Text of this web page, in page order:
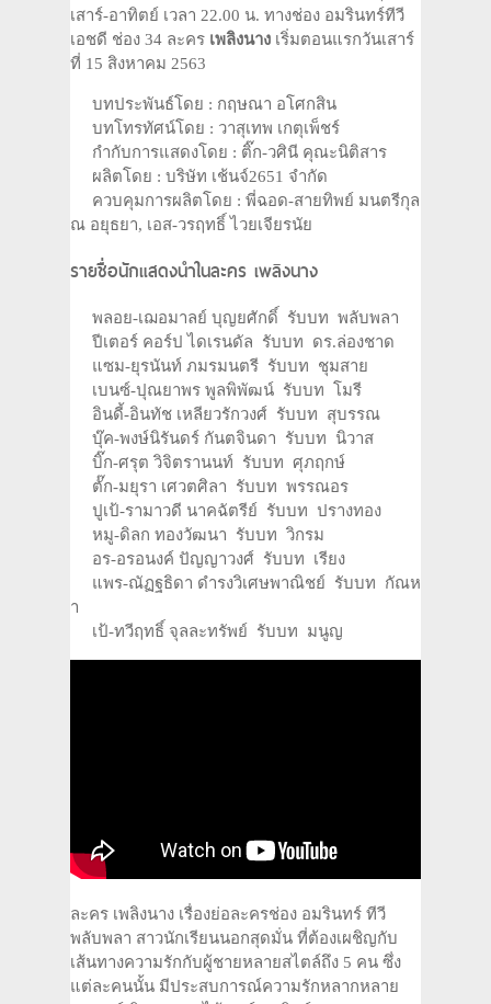
เสาร์-อาทิตย์ เวลา 22.00 น. ทางช่อง อมรินทร์ทีวี
เอชดี ช่อง 34 ละคร เพลิงนาง เริ่มตอนแรกวันเสาร์
ที่ 15 สิงหาคม 2563
บทประพันธ์โดย : กฤษณา อโศกสิน
บทโทรทัศน์โดย : วาสุเทพ เกตุเพ็ชร์
กำกับการแสดงโดย : ติ๊ก-วศินี คุณะนิติสาร
ผลิตโดย : บริษัท เช้นจ์2651 จำกัด
ควบคุมการผลิตโดย : พี่ฉอด-สายทิพย์ มนตรีกุล
ณ อยุธยา, เอส-วรฤทธิ์ ไวยเจียรนัย
รายชื่อนักแสดงนำในละคร เพลิงนาง
พลอย-เฌอมาลย์ บุญยศักดิ์ รับบท พลับพลา
ปีเตอร์ คอร์ป ไดเรนดัล รับบท ดร.ล่องชาด
แซม-ยุรนันท์ ภมรมนตรี รับบท ชุมสาย
เบนซ์-ปุณยาพร พูลพิพัฒน์ รับบท โมรี
อินดี้-อินทัช เหลียวรักวงศ์ รับบท สุบรรณ
บุ๊ค-พงษ์นิรันดร์ กันตจินดา รับบท นิวาส
บิ๊ก-ศรุต วิจิตรานนท์ รับบท ศุภฤกษ์
ตั๊ก-มยุรา เศวตศิลา รับบท พรรณอร
ปูเป้-รามาวดี นาคฉัตรีย์ รับบท ปรางทอง
หมู-ดิลก ทองวัฒนา รับบท วิกรม
อร-อรอนงค์ ปัญญาวงศ์ รับบท เรียง
แพร-ณัฏฐธิดา ดำรงวิเศษพาณิชย์ รับบท กัณห
า
เป้-ทวีฤทธิ์ จุลละทรัพย์ รับบท มนูญ
ละคร เพลิงนาง เรื่องย่อละครช่อง อมรินทร์ ทีวี
พลับพลา สาวนักเรียนนอกสุดมั่น ที่ต้องเผชิญกับ
เส้นทางความรักกับผู้ชายหลายสไตล์ถึง 5 คน ซึ่ง
แต่ละคนนั้น มีประสบการณ์ความรักหลากหลาย